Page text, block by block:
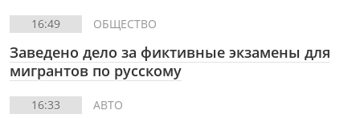
16:49 ОБЩЕСТВО
Заведено дело за фиктивные экзамены для
мигрантов по русскому
16:33 АВТО